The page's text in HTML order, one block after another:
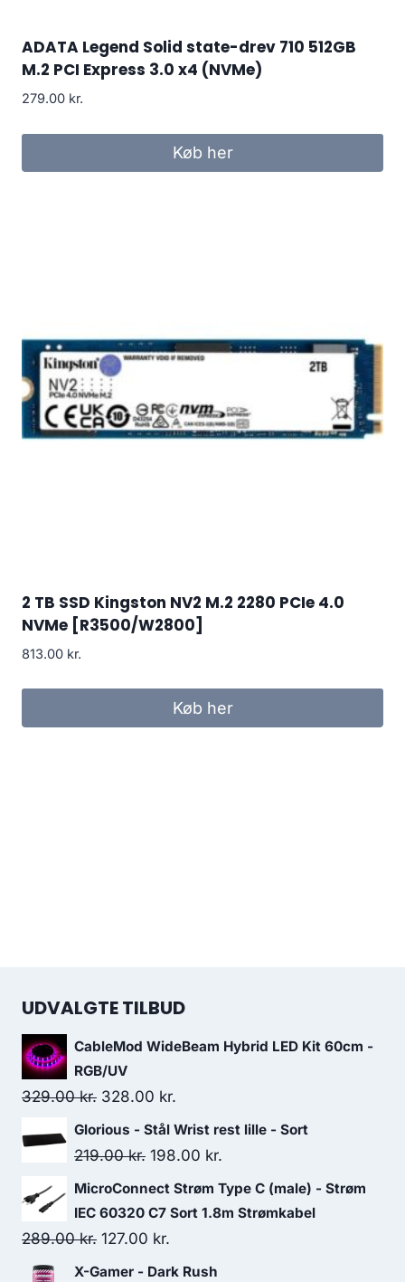
ADATA Legend Solid state-drev 710 512GB
M.2 PCI Express 3.0 x4 (NVMe)
279.00 kr.
Køb her
2 TB SSD Kingston NV2 M.2 2280 PCIe 4.0
NVMe [R3500/W2800]
813.00 kr.
Køb her
UDVALGTE TILBUD
CableMod WideBeam Hybrid LED Kit 60cm -
RGB/UV
329.00kr. Original
price
was:
328.00 kr.
price
is:
Glorious - Stål Wrist rest lille - Sort
219.00kr. Original
price
was:
219.00 kr..
198.00 kr.
price
is:
MicroConnect Strøm Type C (male) - Strøm
IEC 60320 C7 Sort 1.8m Strømkabel
289.00kr. Original
price
127.00 kr.
price
X-Gamer - Dark Rush